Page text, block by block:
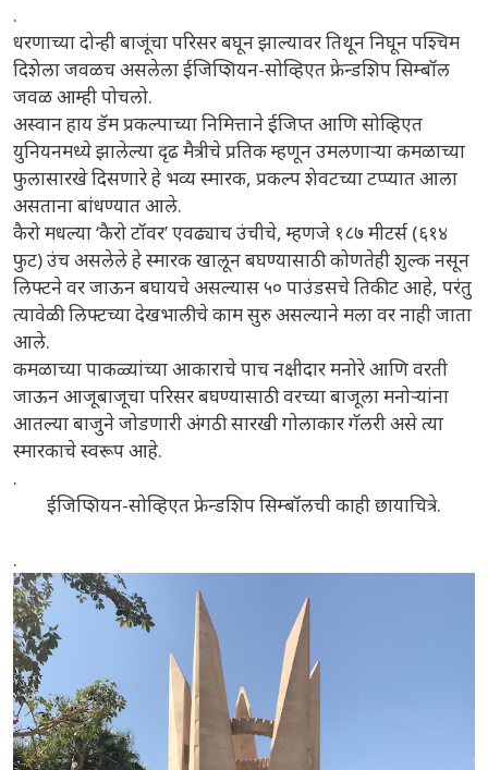
.
धरणाच्या दोन्ही बाजूंचा परिसर बघून झाल्यावर तिथून निघून पश्चिम
दिशेला जवळच असलेला ईजिप्शियन-सोव्हिएत फ्रेन्डशिप सिम्बॉल
जवळ आम्ही पोचलो.
अस्वान हाय डॅम प्रकल्पाच्या निमित्ताने ईजिप्त आणि सोव्हिएत
युनियनमध्ये झालेल्या दृढ मैत्रीचे प्रतिक म्हणून उमलणाऱ्या कमळाच्या
फुलासारखे दिसणारे हे भव्य स्मारक, प्रकल्प शेवटच्या टप्प्यात आला
असताना बांधण्यात आले.
कैरो मधल्या ‘कैरो टॉवर’ एवढ्याच उंचीचे, म्हणजे १८७ मीटर्स (६१४
फुट) उंच असलेले हे स्मारक खालून बघण्यासाठी कोणतेही शुल्क नसून
लिफ्टने वर जाऊन बघायचे असल्यास ५० पाउंडसचे तिकीट आहे, परंतु
त्यावेळी लिफ्टच्या देखभालीचे काम सुरु असल्याने मला वर नाही जाता
आले.
कमळाच्या पाकळ्यांच्या आकाराचे पाच नक्षीदार मनोरे आणि वरती
जाऊन आजूबाजूचा परिसर बघण्यासाठी वरच्या बाजूला मनोऱ्यांना
आतल्या बाजुने जोडणारी अंगठी सारखी गोलाकार गॅलरी असे त्या
स्मारकाचे स्वरूप आहे.
.
ईजिप्शियन-सोव्हिएत फ्रेन्डशिप सिम्बॉलची काही छायाचित्रे.
.